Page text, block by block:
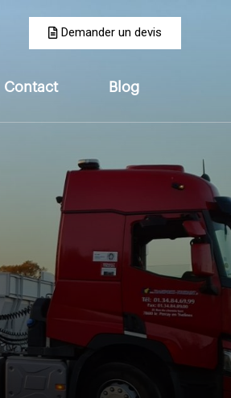
Demander un devis
Contact Blog